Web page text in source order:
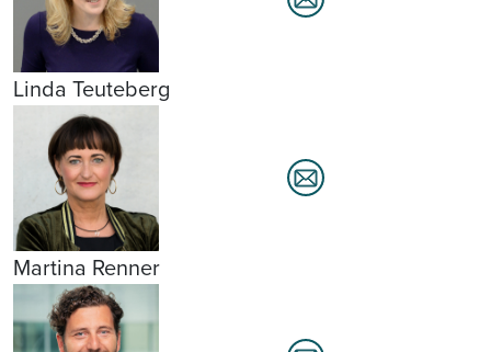
Linda Teuteberg
Martina Renner